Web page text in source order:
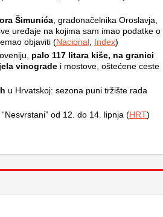
Šimunića , gradonačelnika Oroslavja,
uređaje na kojima sam imao podatke o
objaviti (Nacional Index)
palo 117 litara kiše, na granici
vinograde i mostove, oštećene ceste
u Hrvatskoj: sezona puni tržište rada
od 12. do 14. lipnja (HRT)